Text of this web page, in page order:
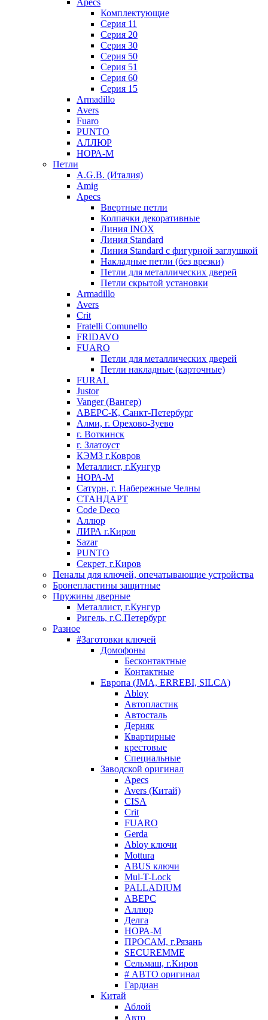
Apecs
Комплектующие
Серия 11
Серия 20
Серия 30
Серия 50
Серия 51
Серия 60
Серия 15
Armadillo
Avers
Fuaro
PUNTO
АЛЛЮР
НОРА-М
Петли
A.G.B. (Италия)
Amig
Apecs
Ввертные петли
Колпачки декоративные
Линия INOX
Линия Standard
Линия Standard с фигурной заглушкой
Накладные петли (без врезки)
Петли для металлических дверей
Петли скрытой установки
Armadillo
Avers
Crit
Fratelli Comunello
FRIDAVO
FUARO
Петли для металлических дверей
Петли накладные (карточные)
FURAL
Justor
Vanger (Вангер)
АВЕРС-К, Санкт-Петербург
Алми, г. Орехово-Зуево
г. Воткинск
г. Златоуст
КЭМЗ г.Ковров
Металлист, г.Кунгур
НОРА-М
Сатурн, г. Набережные Челны
СТАНДАРТ
Code Deco
Аллюр
ЛИРА г.Киров
Sazar
PUNTO
Секрет, г.Киров
Пеналы для ключей, опечатывающие устройства
Бронепластины защитные
Пружины дверные
Металлист, г.Кунгур
Ригель, г.С.Петербург
Разное
#Заготовки ключей
Домофоны
Бесконтактные
Контактные
Европа (JMA, ERREBI, SILCA)
Abloy
Автопластик
Автосталь
Дерняк
Квартирные
крестовые
Специальные
Заводской оригинал
Apecs
Avers (Китай)
CISA
Crit
FUARO
Gerda
Abloy ключи
Mottura
ABUS ключи
Mul-T-Lock
PALLADIUM
АВЕРС
Аллюр
Делга
НОРА-М
ПРОСАМ, г.Рязань
SECUREMME
Сельмаш, г.Киров
# АВТО оригинал
Гардиан
Китай
Аблой
Авто